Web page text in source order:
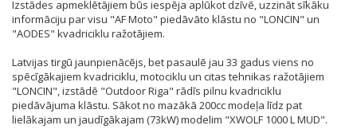
Izstādes apmeklētājiem būs iespēja aplūkot dzīvē, uzzināt sīkāku
informāciju par visu "AF Moto" piedāvāto klāstu no "LONCIN" un
"AODES" kvadriciklu ražotājiem.
Latvijas tirgū jaunpienācējs, bet pasaulē jau 33 gadus viens no
spēcīgākajiem kvadriciklu, motociklu un citas tehnikas ražotājiem
"LONCIN", izstādē "Outdoor Riga" rādīs pilnu kvadriciklu
piedāvājuma klāstu. Sākot no mazākā 200cc modeļa līdz pat
lielākajam un jaudīgākajam (73kW) modelim "XWOLF 1000 L MUD".